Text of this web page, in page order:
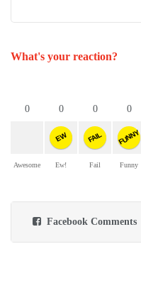
What's your reaction?
0
Awesome
0
EW
Ew!
0
FAIL
Fail
0
FUNNY
Funny
Facebook Comments